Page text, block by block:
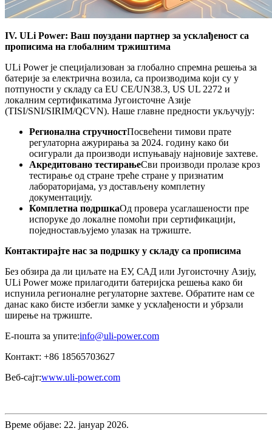
IV. ULi Power: Ваш поуздани партнер за усклађеност са
прописима на глобалним тржиштима
ULi Power је специјализован за глобално спремна решења за
батерије за електрична возила, са производима који су у
потпуности у складу са EU CE/UN38.3, US UL 2272 и
локалним сертификатима Југоисточне Азије
(TISI/SNI/SIRIM/QCVN). Наше главне предности укључују:
Регионална стручностПосвећени тимови прате
регулаторна ажурирања за 2024. годину како би
осигурали да производи испуњавају најновије захтеве.
Акредитовано тестирањеСви производи пролазе кроз
тестирање од стране треће стране у признатим
лабораторијама, уз достављену комплетну
документацију.
Комплетна подршкаОд провера усаглашености пре
испоруке до локалне помоћи при сертификацији,
поједностављујемо улазак на тржиште.
Контактирајте нас за подршку у складу са прописима
Без обзира да ли циљате на ЕУ, САД или Југоисточну Азију,
ULi Power може прилагодити батеријска решења како би
испунила регионалне регулаторне захтеве. Обратите нам се
данас како бисте избегли замке у усклађености и убрзали
ширење на тржиште.
Е-пошта за упите:info@uli-power.com
Контакт: +86 18565703627
Веб-сајт:www.uli-power.com
Време објаве: 22. јануар 2026.